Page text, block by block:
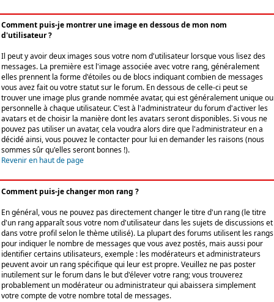
Comment puis-je montrer une image en dessous de mon nom
d'utilisateur ?
Il peut y avoir deux images sous votre nom d'utilisateur lorsque vous lisez des
messages. La première est l'image associée avec votre rang, généralement
elles prennent la forme d'étoiles ou de blocs indiquant combien de messages
vous avez fait ou votre statut sur le forum. En dessous de celle-ci peut se
trouver une image plus grande nommée avatar, qui est généralement unique ou
personnelle à chaque utilisateur. C'est à l'administrateur du forum d'activer les
avatars et de choisir la manière dont les avatars seront disponibles. Si vous ne
pouvez pas utiliser un avatar, cela voudra alors dire que l'administrateur en a
décidé ainsi, vous pouvez le contacter pour lui en demander les raisons (nous
sommes sûr qu'elles seront bonnes !).
Revenir en haut de page
Comment puis-je changer mon rang ?
En général, vous ne pouvez pas directement changer le titre d'un rang (le titre
d'un rang apparaît sous votre nom d'utilisateur dans les sujets de discussions et
dans votre profil selon le thème utilisé). La plupart des forums utilisent les rangs
pour indiquer le nombre de messages que vous avez postés, mais aussi pour
identifier certains utilisateurs, exemple : les modérateurs et administrateurs
peuvent avoir un rang spécifique qui leur est propre. Veuillez ne pas poster
inutilement sur le forum dans le but d'élever votre rang; vous trouverez
probablement un modérateur ou administrateur qui abaissera simplement
votre compte de votre nombre total de messages.